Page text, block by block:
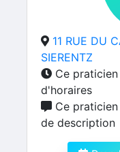
11 RUE DU
SIERENTZ
Ce
d'horaires
Ce
de description